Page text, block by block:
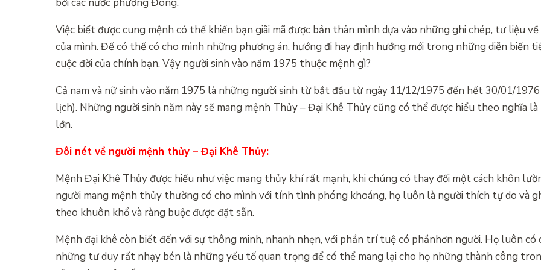
Việc biết được cung mệnh có thể khiến bạn giãi mã được bản thân mình dựa vào những ghi chép, tư liệu
của mình. Để có thể có cho mình những phương án, hướng đi hay định hướng mới trong những diễn biến
cuộc đời của chính bạn. Vậy người sinh vào năm 1975 thuộc mệnh gì?
Cả nam và nữ sinh vào năm 1975 là những người sinh từ bắt đầu từ ngày 11/12/1975 đến hết 30/01/
lịch). Những người sinh năm này sẽ mang mệnh Thủy – Đại Khê Thủy cũng có thể được hiểu theo nghĩa
lớn.
Đôi nét về người mệnh thủy – Đại Khê Thủy:
Mệnh Đại Khê Thủy được hiểu như việc mang thủy khí rất mạnh, khi chúng có thay đổi một cách khôn
người mang mệnh thủy thường có cho mình với tính tình phóng khoáng, họ luôn là người thích tự do và
theo khuôn khổ và ràng buộc được đặt sẵn.
Mệnh đại khê còn biết đến với sự thông minh, nhanh nhẹn, với phần trí tuệ có phầnhơn người. Họ luôn có
những tư duy rất nhạy bén là những yếu tố quan trọng để có thể mang lại cho họ những thành công